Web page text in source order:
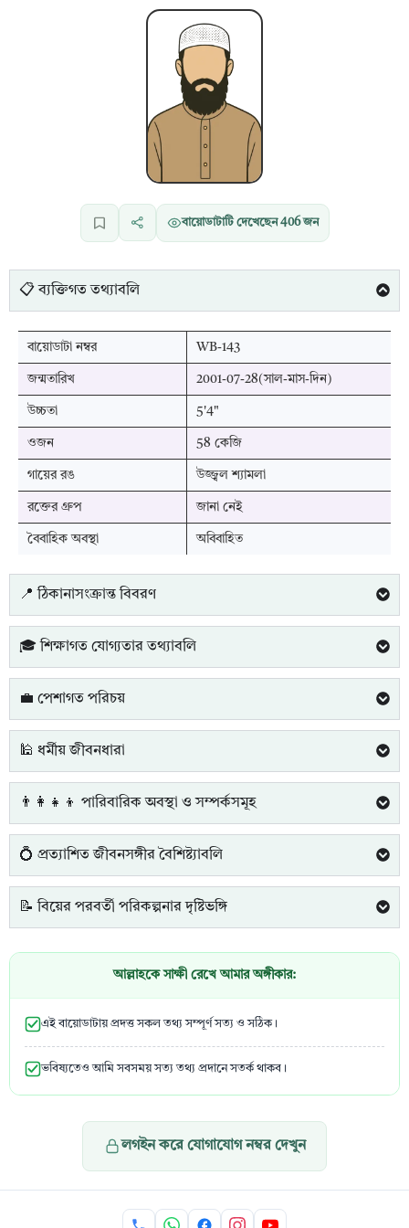
বায়োডাটাটি দেখেছেন406জন
📋 ব্যক্তিগত তথ্যাবলি
বায়োডাটা নম্বর WB-143
জন্মতারিখ 2001-07-28(সাল-মাস-দিন)
উচ্চতা 5'4"
ওজন 58 কেজি
গায়ের রঙ উজ্জ্বল শ্যামলা
রক্তের গ্রুপ জানা নেই
বৈবাহিক অবস্থা অবিবাহিত
📍 ঠিকানাসংক্রান্ত বিবরণ
🎓 শিক্ষাগত যোগ্যতার তথ্যাবলি
💼 পেশাগত পরিচয়
🕌 ধর্মীয় জীবনধারা
👨‍👩‍👧‍👦 পারিবারিক অবস্থা ও সম্পর্কসমূহ
💍 প্রত্যাশিত জীবনসঙ্গীর বৈশিষ্ট্যাবলি
📝 বিয়ের পরবর্তী পরিকল্পনার দৃষ্টিভঙ্গি
আল্লাহকে সাক্ষী রেখে আমার অঙ্গীকার:
এই বায়োডাটায় প্রদত্ত সকল তথ্য সম্পূর্ণ সত্য ও সঠিক।
ভবিষ্যতেও আমি সবসময় সত্য তথ্য প্রদানে সতর্ক থাকব।
লগইন করে যোগাযোগ নম্বর দেখুন